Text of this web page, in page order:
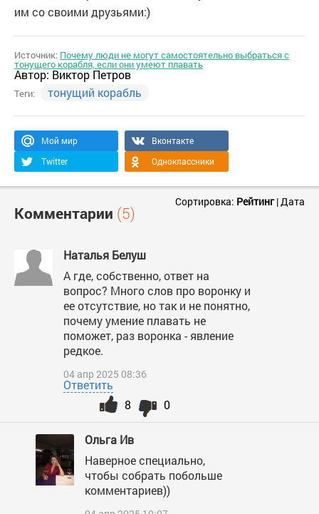
им со своими друзьями:)
Источник: Почему люди не могут самостоятельно выбраться с
тонущего корабля, если они умеют плавать
Автор:Виктор Петров
Теги: тонущий корабль
Мой мир
Вконтакте
Twitter
Одноклассники
Комментарии (5)
Сортировка: Рейтинг| Дата
Наталья Белуш
А где, собственно, ответ на
вопрос? Много слов про воронку и
ее отсутствие, но так и не понятно,
почему умение плавать не
поможет, раз воронка - явление
редкое.
04 апр 2025 08:36
Ответить
0
8
Ольга Ив
Наверное специально,
чтобы собрать побольше
комментариев))